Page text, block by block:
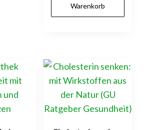
Warenkorb